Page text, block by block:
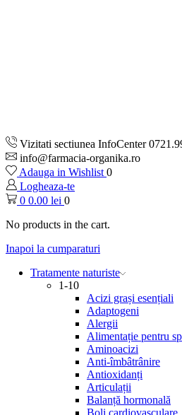
Vizitati sectiunea InfoCenter
info@farmacia-organika.ro
Adauga in Wishlist 0
Logheaza-te
0 0.00 lei 0
No products in the cart.
Inapoi la cumparaturi
Tratamente naturiste
1-10
Acizi grași esențiali
Adaptogeni
Alergii
Alimentație pentru
Aminoacizi
Anti-îmbâtrânire
Antioxidanți
Articulații
Balanță hormonală
Boli cardiovasculare